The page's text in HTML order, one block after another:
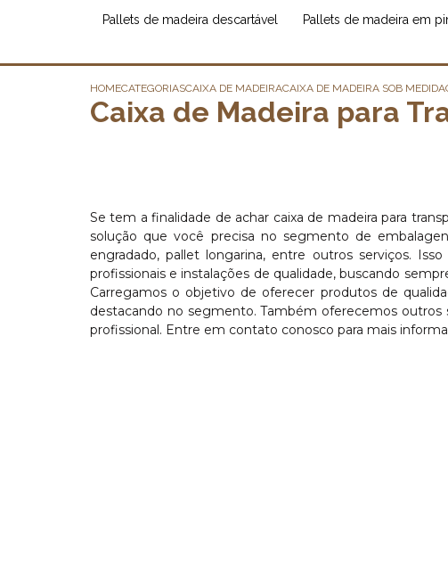
pallets de madeira descartável pallets de madeira em
HOMECATEGORIASCAIXA DE MADEIRACAIXA DE MADEIRA SOB MEDIDA
Caixa de Madeira para
Se tem a finalidade de achar caixa de madeira para
solução que você precisa no segmento de
engradado, pallet longarina, entre outros serviços.
profissionais e instalações de qualidade, buscando
Carregamos o objetivo de oferecer produtos de
destacando no segmento. Também oferecemos outros
profissional. Entre em contato conosco para mais